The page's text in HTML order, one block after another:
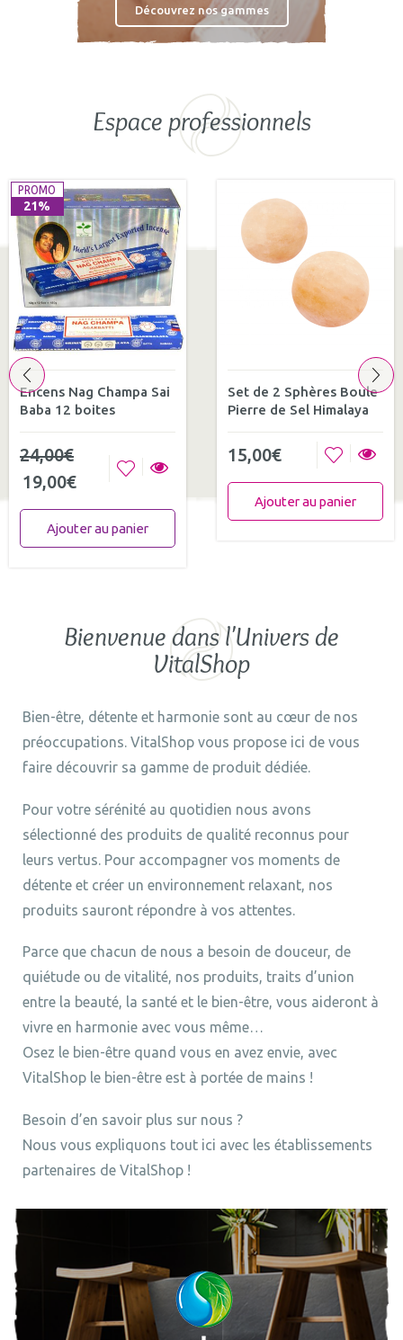
Découvrez nos gammes
Espace professionnels
PROMO
21%
Encens Nag Champa Sai
Baba 12 boites
24,00€
19,00€
Ajouter au panier
Set de 2 Sphères Boule
Pierre de Sel Himalaya
15,00€
Ajouter au panier
Bienvenue dans l'Univers de
VitalShop
Bien-être, détente et harmonie sont au cœur de nos
préoccupations. VitalShop vous propose ici de vous
faire découvrir sa gamme de produit dédiée.
Pour votre sérénité au quotidien nous avons
sélectionné des produits de qualité reconnus pour
leurs vertus. Pour accompagner vos moments de
détente et créer un environnement relaxant, nos
produits sauront répondre à vos attentes.
Parce que chacun de nous a besoin de douceur, de
quiétude ou de vitalité, nos produits, traits d’union
entre la beauté, la santé et le bien-être, vous aideront à
vivre en harmonie avec vous même…
Osez le bien-être quand vous en avez envie, avec
VitalShop le bien-être est à portée de mains !
Besoin d’en savoir plus sur nous ?
Nous vous expliquons tout ici avec les établissements
partenaires de VitalShop !